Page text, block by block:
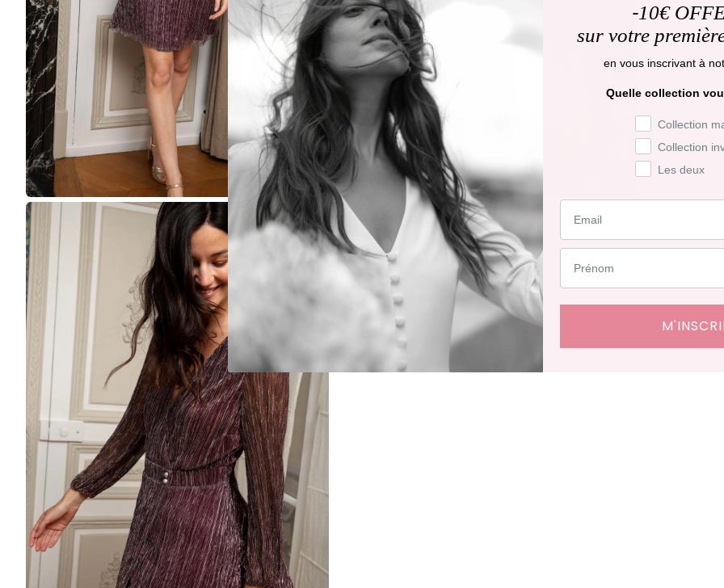
-10€
sur votre
en vous inscrivant à
Quelle collection
Préférence de
Collection
Collection
Les deux